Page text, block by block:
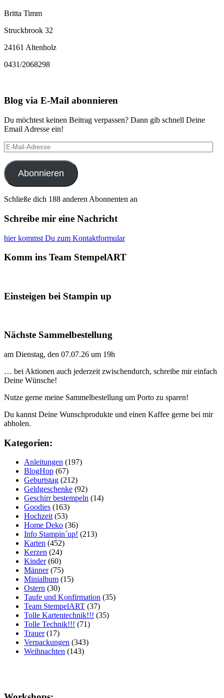
Britta Timm
Struckbrook 32
24161 Altenholz
0431/2068298
Blog via E-Mail abonnieren
Du möchtest keinen Beitrag verpassen? Dann gib schnell Deine
Email Adresse ein!
E-
Mail-
Adresse
Abonnieren
Schließe dich 188 anderen Abonnenten an
Schreibe mir eine Nachricht
hier kommst Du zum Kontaktformular
Komm ins Team StempelART
Einsteigen bei Stampin up
Nächste Sammelbestellung
am Dienstag, den 07.07.26 um 19h
… bei Aktionen auch jederzeit zwischendurch, schreibe mir einfach
Deine Wünsche!
Nutze gerne meine Sammelbestellung um Porto zu sparen!
Du kannst Deine Wunschprodukte und einen Kaffee gerne bei mir
abholen.
Kategorien:
Anleitungen (197)
BlogHop (67)
Geburtstag (212)
Geldgeschenke (92)
Geschirr bestempeln (14)
Goodies (163)
Hochzeit (53)
Home Deko (36)
Info Stampin´up! (213)
Karten (452)
Kerzen (24)
Kinder(60)
Männer(75)
Minialbum (15)
Ostern (30)
Taufe und Konfirmation (35)
Team StempelART (37)
Tolle Kartentechnik!!! (35)
Tolle Technik!!! (71)
Trauer(17)
Verpackungen (343)
Weihnachten (143)